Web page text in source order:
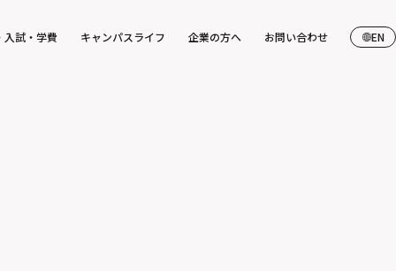
入試・学費 キャンパスライフ 企業の方へ お問い合わせ EN